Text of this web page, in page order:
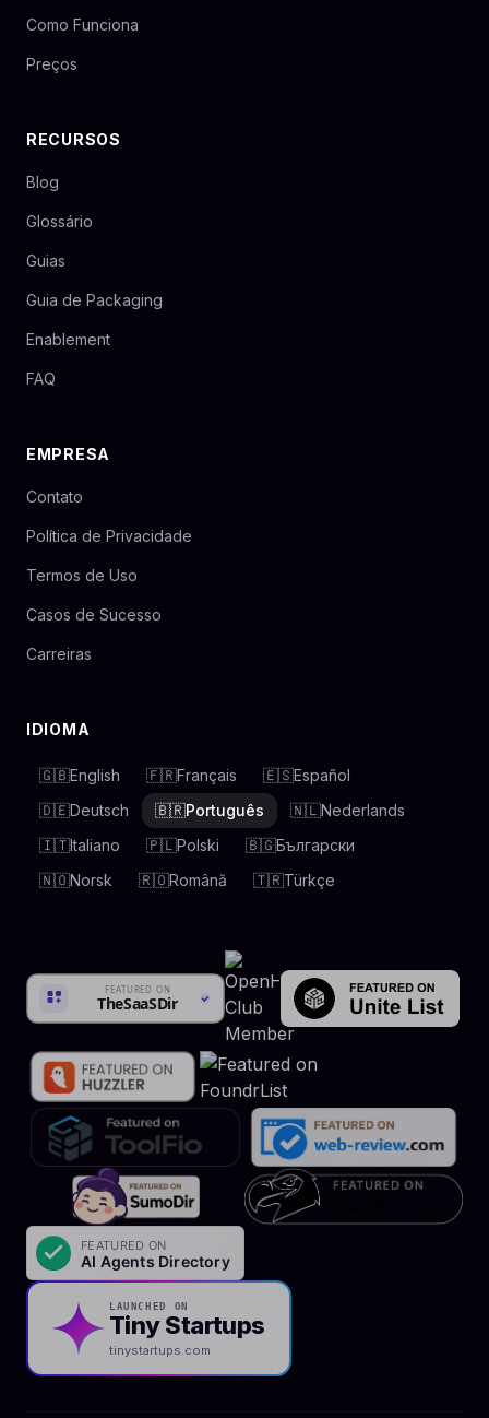
Como Funciona
Preços
RECURSOS
Blog
Glossário
Guias
Guia de Packaging
Enablement
FAQ
EMPRESA
Contato
Política de Privacidade
Termos de Uso
Casos de Sucesso
Carreiras
IDIOMA
🇬🇧English 🇫🇷Français 🇪🇸Español
🇩🇪Deutsch 🇧🇷Português 🇳🇱Nederlands
🇮🇹Italiano 🇵🇱Polski 🇧🇬Български
🇳🇴Norsk 🇷🇴Română 🇹🇷Türkçe
LAUNCHED ON
Tiny Startups
tinystartups.com